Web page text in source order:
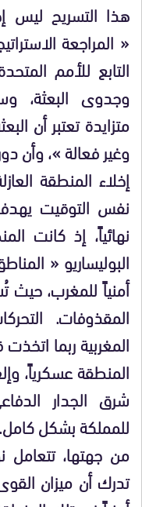
​هذا التسريح ليس
« المراجعة
وجدوى البعثة،
متزايدة تعتبر أن
وغير فعالة »، وأن
​إخلاء المنطقة
نفس التوقيت
نهائياً، إذ كانت
البوليساريو «
أمنياً للمغرب، حيث
المقذوفات.
المغربية ربما اتخذت
المنطقة عسكرياً،
شرق الجدار
للمملكة بشكل كامل.
​من جهتها،
تدرك أن ميزان